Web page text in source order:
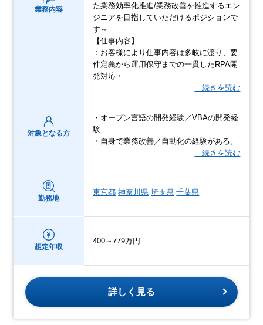
業務内容
た業務効率化推進/業務改善を推進するエン
ジニアを目指していただけるポジションで
す～
【仕事内容】
：お客様により仕事内容は多岐に渡り、要
件定義から運用保守までの一貫したRPA開
発対応・
…続きを読む
対象となる方
・オープン言語の開発経験／VBAの開発経
験
・自身で業務改善／自動化の経験がある。
…続きを読む
勤務地
東京都 神奈川県 埼玉県 千葉県
想定年収
400～779万円
詳しく見る